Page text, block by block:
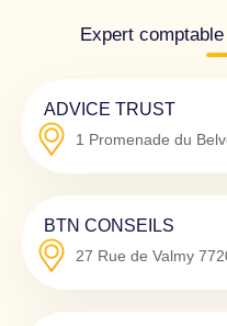
Expert
ADVICE TRUST
1 Promenade du
BTN CONSEILS
27 Rue de Valmy